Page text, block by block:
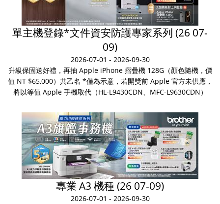
單主機登錄*文件資安防護專家系列 (26 07-
09)
2026-07-01 - 2026-09-30
升級保固送好禮，再抽 Apple iPhone 摺疊機 128G（顏色隨機，價
值 NT $65,000）共乙名 *僅為示意，若開獎前 Apple 官方未供應，
將以等值 Apple 手機取代（HL-L9430CDN、MFC-L9630CDN）
專業 A3 機種 (26 07-09)
2026-07-01 - 2026-09-30